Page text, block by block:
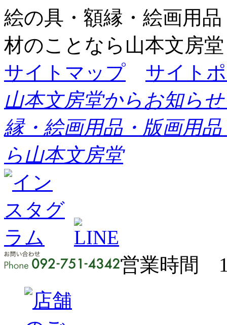
絵の具・額縁・絵画用
材のことなら山本文房堂
サイトマップ
サイト
山本文房堂からお知ら
縁・絵画用品・版画用
ら山本文房堂
営業時間